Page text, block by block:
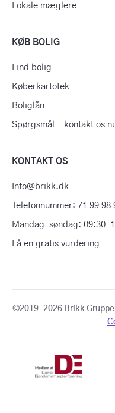
Lokale mæglere
KØB BOLIG
Find bolig
Køberkartotek
Boliglån
Spørgsmål – kontakt os
KONTAKT OS
Info@brikk.dk
Telefonnummer: 71 99 98
Mandag-søndag: 09:30-
Få en gratis vurdering
©2019-2026 Brikk